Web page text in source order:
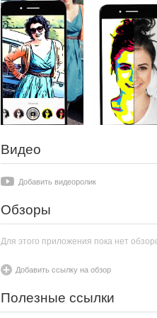
Видео
Добавить видеоролик
Обзоры
Для этого приложения пока нет
Добавить ссылку на обзор
Полезные ссылки